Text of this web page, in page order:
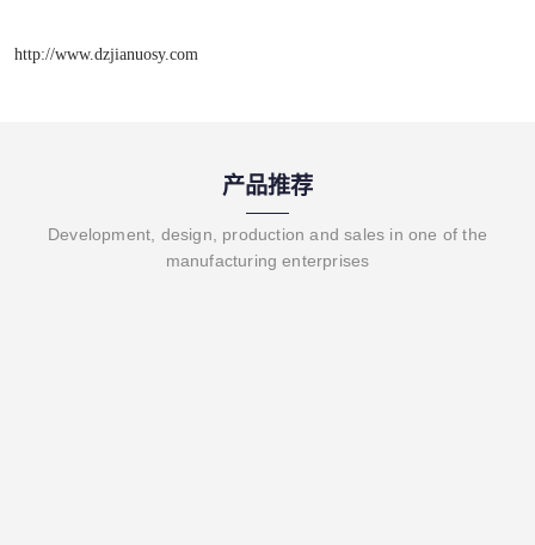
http://www.dzjianuosy.com
产品推荐
Development, design, production and sales in one of the
manufacturing enterprises